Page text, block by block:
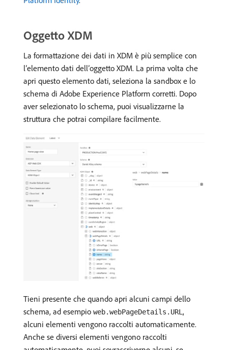
Oggetto XDM
La formattazione dei dati in XDM è più semplice con
l’elemento dati dell’oggetto XDM. La prima volta che
apri questo elemento dati, seleziona la sandbox e lo
schema di Adobe Experience Platform corretti. Dopo
aver selezionato lo schema, puoi visualizzarne la
struttura che potrai compilare facilmente.
Tieni presente che quando apri alcuni campi dello
schema, ad esempio web.webPageDetails.URL ,
alcuni elementi vengono raccolti automaticamente.
Anche se diversi elementi vengono raccolti